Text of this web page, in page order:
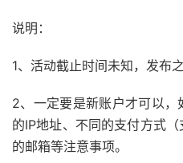
说明：
1、活动截止时间未知，发布
2、一定要是新账户才可以，
的IP地址、不同的支付方式
的邮箱等注意事项。